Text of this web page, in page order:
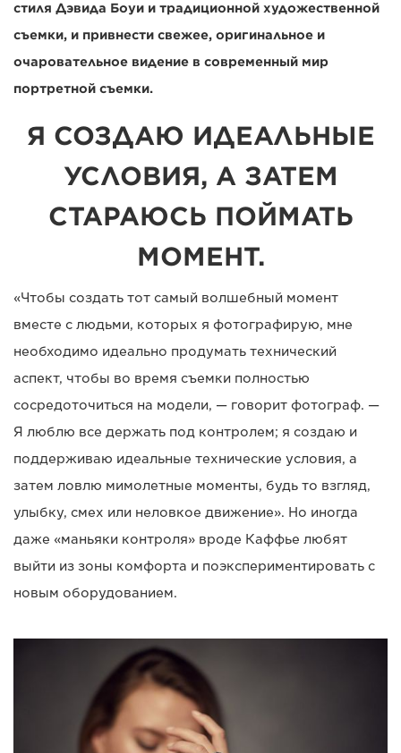
стиля Дэвида Боуи и традиционной художественной
съемки, и привнести свежее, оригинальное и
очаровательное видение в современный мир
портретной съемки.
Я СОЗДАЮ ИДЕАЛЬНЫЕ
УСЛОВИЯ, А ЗАТЕМ
СТАРАЮСЬ ПОЙМАТЬ
МОМЕНТ.
«Чтобы создать тот самый волшебный момент
вместе с людьми, которых я фотографирую, мне
необходимо идеально продумать технический
аспект, чтобы во время съемки полностью
сосредоточиться на модели, — говорит фотограф. —
Я люблю все держать под контролем; я создаю и
поддерживаю идеальные технические условия, а
затем ловлю мимолетные моменты, будь то взгляд,
улыбку, смех или неловкое движение». Но иногда
даже «маньяки контроля» вроде Каффье любят
выйти из зоны комфорта и поэкспериментировать с
новым оборудованием.